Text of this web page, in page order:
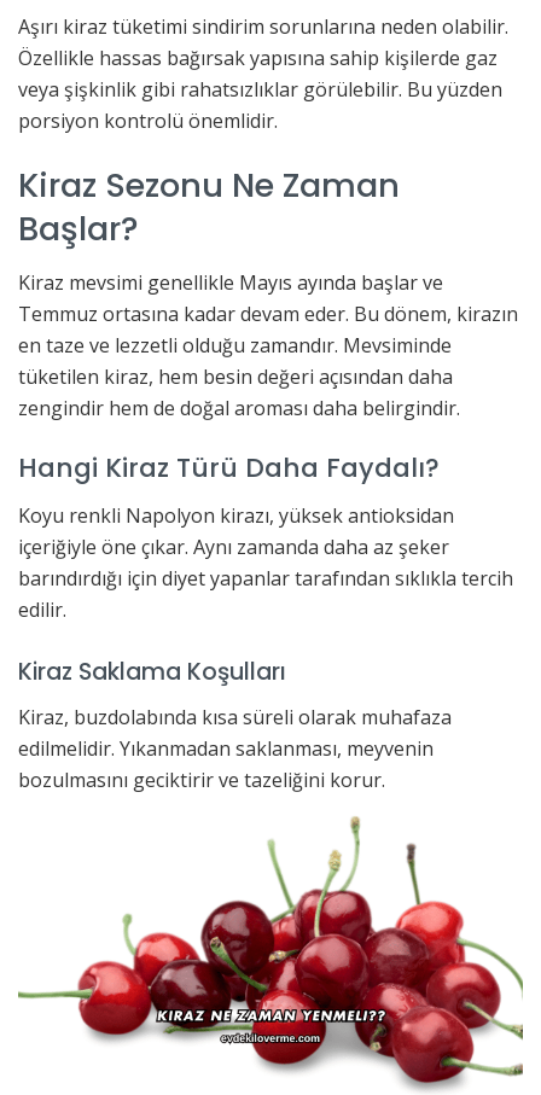
Aşırı kiraz tüketimi sindirim sorunlarına neden olabilir.
Özellikle hassas bağırsak yapısına sahip kişilerde gaz
veya şişkinlik gibi rahatsızlıklar görülebilir. Bu yüzden
porsiyon kontrolü önemlidir.
Kiraz Sezonu Ne Zaman
Başlar?
Kiraz mevsimi genellikle Mayıs ayında başlar ve
Temmuz ortasına kadar devam eder. Bu dönem, kirazın
en taze ve lezzetli olduğu zamandır. Mevsiminde
tüketilen kiraz, hem besin değeri açısından daha
zengindir hem de doğal aroması daha belirgindir.
Hangi Kiraz Türü Daha Faydalı?
Koyu renkli Napolyon kirazı, yüksek antioksidan
içeriğiyle öne çıkar. Aynı zamanda daha az şeker
barındırdığı için diyet yapanlar tarafından sıklıkla tercih
edilir.
Kiraz Saklama Koşulları
Kiraz, buzdolabında kısa süreli olarak muhafaza
edilmelidir. Yıkanmadan saklanması, meyvenin
bozulmasını geciktirir ve tazeliğini korur.